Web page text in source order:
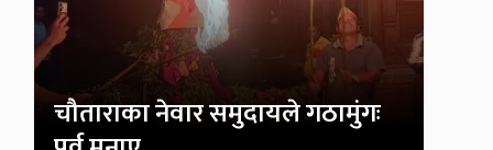
चौताराका नेवार समुदायले गठामुंगः